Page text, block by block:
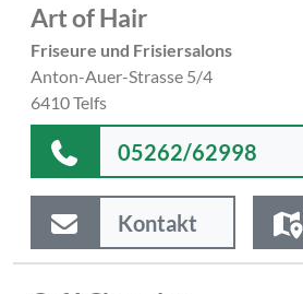
Art of Hair
Friseure und Frisiersalons
Anton-Auer-Strasse 5/4
6410 Telfs
05262/62998
Kontakt